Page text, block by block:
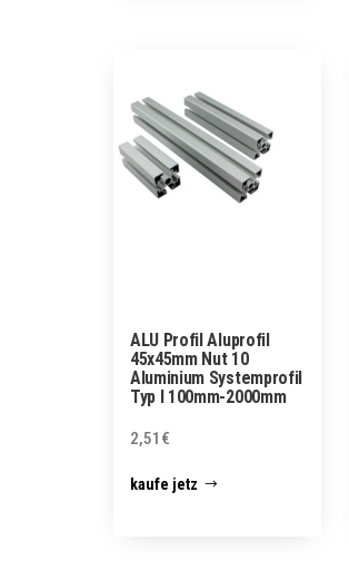
ALU Profil Aluprofil
45x45mm Nut 10
Aluminium Systemprofil
Typ I 100mm-2000mm
2,51 €
kaufe jetz